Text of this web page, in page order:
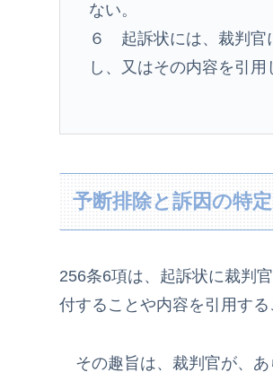
ない。
６ 起訴状には、裁判官
し、又はその内容を引用
予断排除と訴因の特定
256条6項は、起訴状に裁判
付することや内容を引用す
その趣旨は、裁判官が、あ